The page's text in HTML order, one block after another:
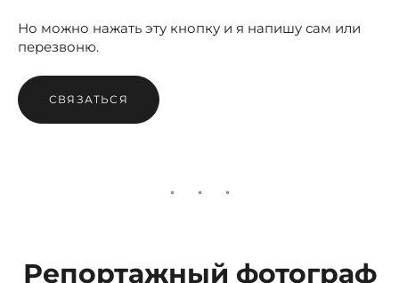
Но можно нажать эту кнопку и я напишу сам или
перезвоню.
СВЯЗАТЬСЯ
Репортажный фотограф